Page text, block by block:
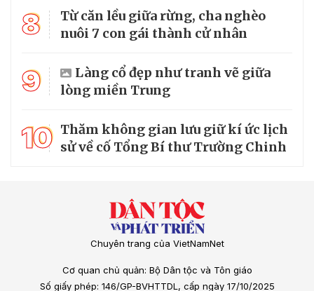
8
Từ căn lều giữa rừng, cha nghèo
nuôi 7 con gái thành cử nhân
9
Làng cổ đẹp như tranh vẽ giữa
lòng miền Trung
10 Thăm không gian lưu giữ kí ức lịch
sử về cố Tổng Bí thư Trường Chinh
Chuyên trang của VietNamNet
Cơ quan chủ quản: Bộ Dân tộc và Tôn giáo
Số giấy phép: 146/GP-BVHTTDL, cấp ngày 17/10/2025